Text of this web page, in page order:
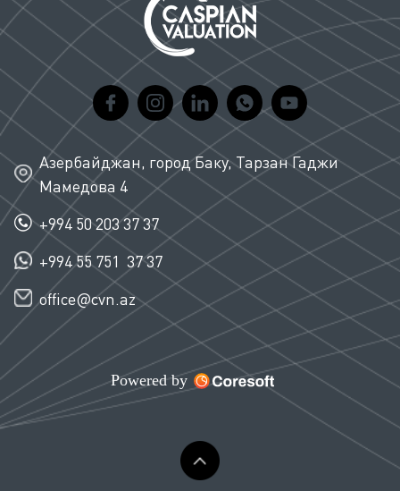
Азербайджан, город Баку, Тарзан Гаджи
Мамедова 4
+994 50 203 37 37
+994 55 751 37 37
office@cvn.az